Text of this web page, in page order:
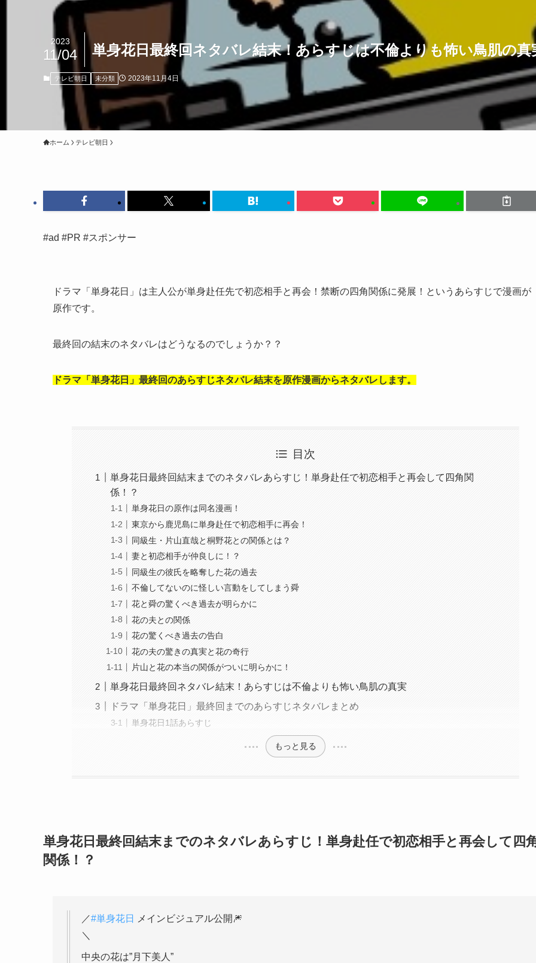
単身花日最終回ネタバレ結末！あらすじは不倫よりも怖い鳥肌の真
2023
11/04
テレビ朝日 未分類 2023年11月4日
ホーム テレビ朝日
#ad #PR #スポンサー
ドラマ「単身花日」は主人公が単身赴任先で初恋相手と再会！禁断の四角関係に発展！というあらすじで漫画が
原作です。
最終回の結末のネタバレはどうなるのでしょうか？？
ドラマ「単身花日」最終回のあらすじネタバレ結末を原作漫画からネタバレ します。
目次
単身花日最終回結末までのネタバレあらすじ！単身赴任で初恋相手と再会して四角関
係！？
単身花日の原作は同名漫画！
東京から鹿児島に単身赴任で初恋相手に再会！
同級生・片山直哉と桐野花との関係とは？
妻と初恋相手が仲良しに！？
同級生の彼氏を略奪した花の過去
不倫してないのに怪しい言動をしてしまう舜
花と舜の驚くべき過去が明らかに
花の夫との関係
花の驚くべき過去の告白
花の夫の驚きの真実と花の奇行
片山と花の本当の関係がついに明らかに！
単身花日最終回ネタバレ結末！あらすじは不倫よりも怖い鳥肌の真実
ドラマ「単身花日」最終回までのあらすじネタバレまとめ
単身花日1話あらすじ
もっと見る
単身花日最終回結末までのネタバレあらすじ！単身赴任で初恋相手と再会して四
関係！？
／#単身花日
メインビジュアル公開🎆
＼
中央の花は”月下美人”